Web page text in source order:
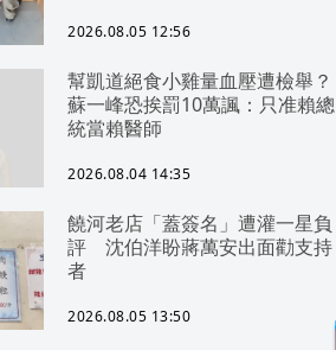
2026.08.05 12:56
幫凱道絕食小雞量血壓遭檢舉？
蘇一峰恐挨罰10萬諷：只准賴總
統當賴醫師
2026.08.04 14:35
饒河老店「蓋簽名」遭灌一星負
評 沈伯洋盼蔣萬安出面勸支持
者
2026.08.05 13:50